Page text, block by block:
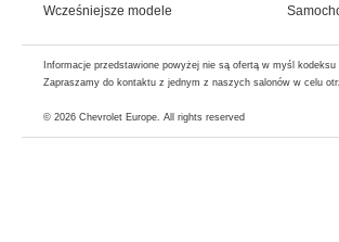
Wcześniejsze modele
Informacje przedstawione powyżej nie są ofertą w myśl kodeksu
Zapraszamy do kontaktu z jednym z naszych salonów w celu
© 2026 Chevrolet Europe. All rights reserved